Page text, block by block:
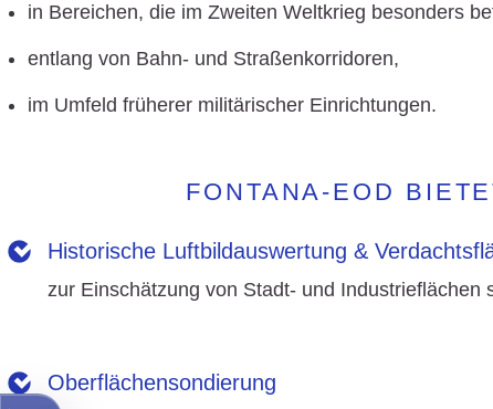
in Bereichen, die im Zweiten Weltkrieg besonders
entlang von Bahn- und Straßenkorridoren,
im Umfeld früherer militärischer Einrichtungen.
FONTANA-EOD
Historische Luftbildauswertung &
zur Einschätzung von Stadt- und Industrieflächen
Oberflächensondierung